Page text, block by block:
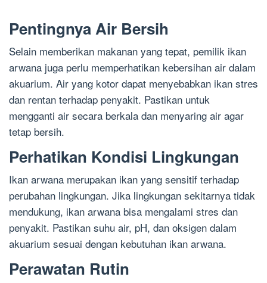
Pentingnya Air Bersih
Selain memberikan makanan yang tepat, pemilik ikan
arwana juga perlu memperhatikan kebersihan air dalam
akuarium. Air yang kotor dapat menyebabkan ikan stres
dan rentan terhadap penyakit. Pastikan untuk
mengganti air secara berkala dan menyaring air agar
tetap bersih.
Perhatikan Kondisi Lingkungan
Ikan arwana merupakan ikan yang sensitif terhadap
perubahan lingkungan. Jika lingkungan sekitarnya tidak
mendukung, ikan arwana bisa mengalami stres dan
penyakit. Pastikan suhu air, pH, dan oksigen dalam
akuarium sesuai dengan kebutuhan ikan arwana.
Perawatan Rutin